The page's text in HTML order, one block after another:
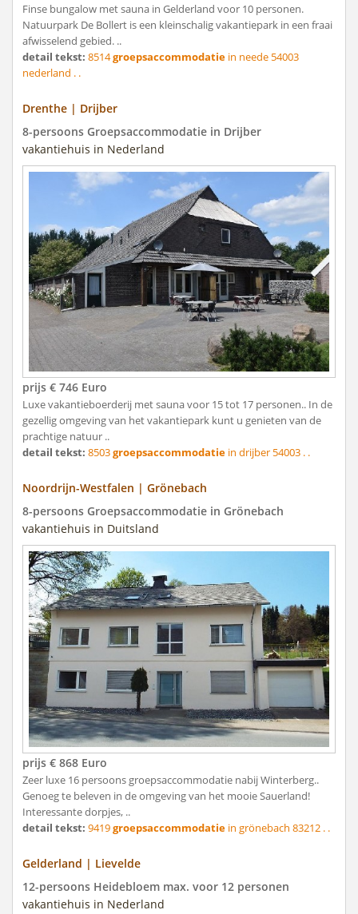
Finse bungalow met sauna in Gelderland voor 10 personen.
Natuurpark De Bollert is een kleinschalig vakantiepark in een fraai
afwisselend gebied. ..
detail tekst: 8514groepsaccommodatie in neede 54003
nederland . .
Drenthe | Drijber
8-persoons Groepsaccommodatie in Drijber
vakantiehuis in Nederland
prijs € 746 Euro
Luxe vakantieboerderij met sauna voor 15 tot 17 personen.. In de
gezellig omgeving van het vakantiepark kunt u genieten van de
prachtige natuur ..
detail tekst: 8503groepsaccommodatie in drijber 54003 . .
Noordrijn-Westfalen | Grönebach
8-persoons Groepsaccommodatie in Grönebach
vakantiehuis in Duitsland
prijs € 868 Euro
Zeer luxe 16 persoons groepsaccommodatie nabij Winterberg..
Genoeg te beleven in de omgeving van het mooie Sauerland!
Interessante dorpjes, ..
detail tekst: 9419groepsaccommodatie in grönebach 83212 . .
Gelderland | Lievelde
12-persoons Heidebloem max. voor 12 personen
vakantiehuis in Nederland